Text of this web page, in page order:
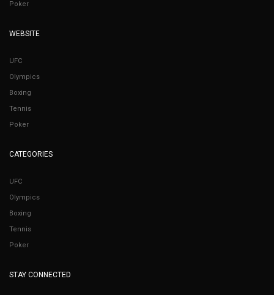
Poker
WEBSITE
UFC
Olympics
Boxing
Tennis
Poker
CATEGORIES
UFC
Olympics
Boxing
Tennis
Poker
STAY CONNECTED